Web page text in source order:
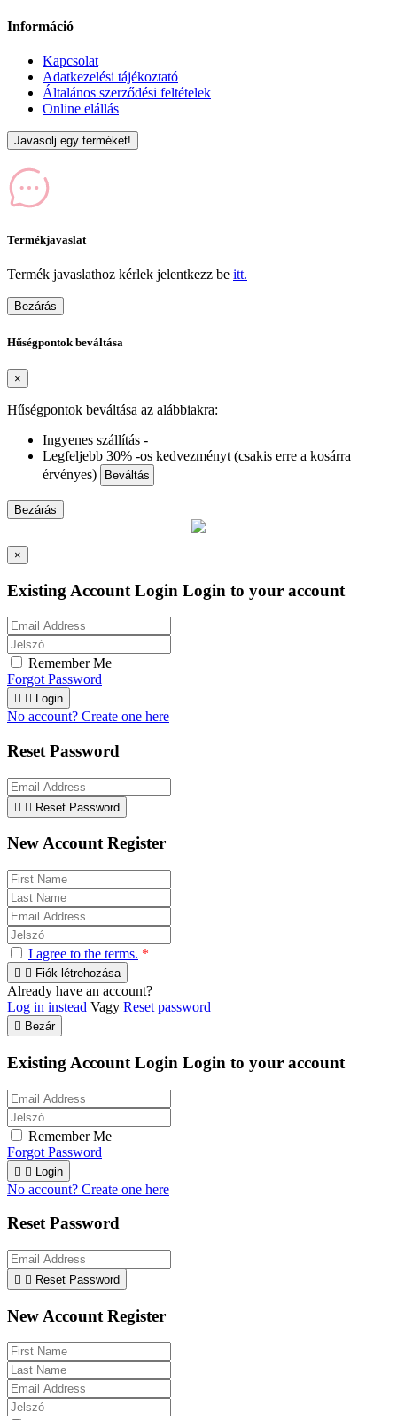
Információ
Kapcsolat
Adatkezelési tájékoztató
Általános szerződési feltételek
Online elállás
Javasolj egy terméket!
Termékjavaslat
Termék javaslathoz kérlek jelentkezz be itt.
Bezárás
Hűségpontok beváltása
×
Hűségpontok beváltása az alábbiakra:
Ingyenes szállítás -
Legfeljebb 30% -os kedvezményt (csakis erre a kosárra
érvényes)
Beváltás
Bezárás
×
Existing Account Login Login to your account
Remember Me
Forgot Password
  Login
No account? Create one here
Reset Password
  Reset Password
New Account Register
I agree to the terms. *
  Fiók létrehozása
Already have an account?
Log in instead Vagy Reset password
 Bezár
Existing Account Login Login to your account
Remember Me
Forgot Password
  Login
No account? Create one here
Reset Password
  Reset Password
New Account Register